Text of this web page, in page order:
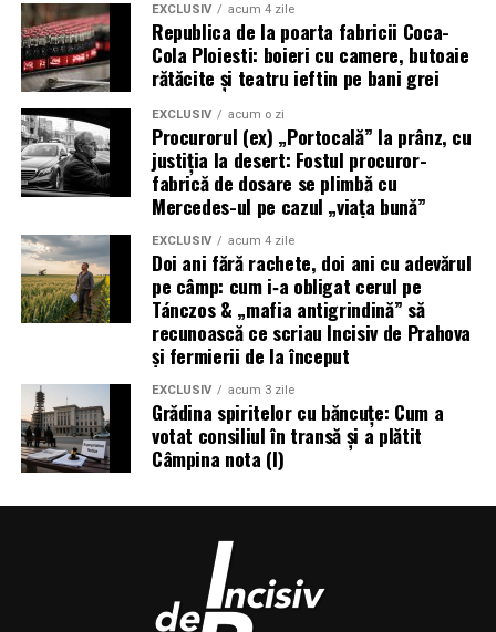
EXCLUSIV acum 4 zile
Republica de la poarta fabricii Coca-
Cola Ploiesti: boieri cu camere, butoaie
rătăcite și teatru ieftin pe bani grei
EXCLUSIV acum o zi
Procurorul (ex) „Portocală” la prânz, cu
justiția la desert: Fostul procuror-
fabrică de dosare se plimbă cu
Mercedes-ul pe cazul „viața bună”
EXCLUSIV acum 4 zile
Doi ani fără rachete, doi ani cu adevărul
pe câmp: cum i‑a obligat cerul pe
Tánczos & „mafia antigrindină” să
recunoască ce scriau Incisiv de Prahova
și fermierii de la început
EXCLUSIV acum 3 zile
Grădina spiritelor cu băncuțe: Cum a
votat consiliul în transă și a plătit
Câmpina nota (I)